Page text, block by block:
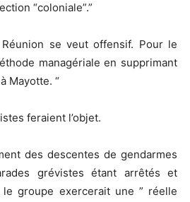
“coloniale”.”
se veut offensif. Pour le
managériale en supprimant
Mayotte. “
feraient l’objet.
des descentes de gendarmes
grévistes étant arrêtés et
groupe exercerait une ” réelle